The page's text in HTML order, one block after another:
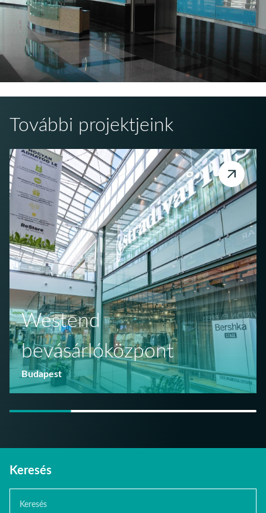
További projektjeink
Westend
bevásárlóközpont
Budapest
Keresés